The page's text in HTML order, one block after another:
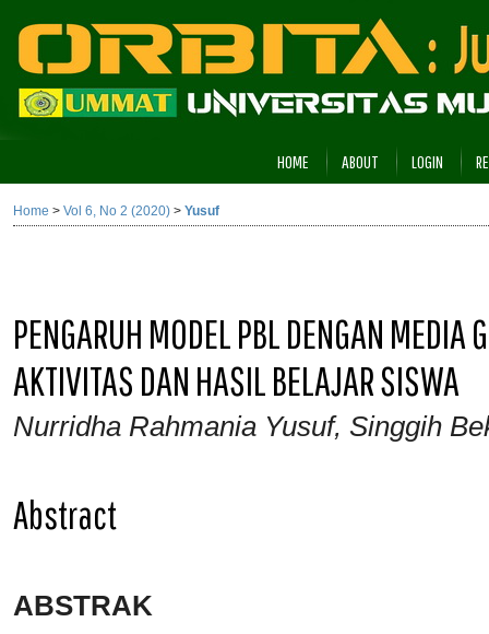
HOME ABOUT LOGIN
Home > Vol 6, No 2 (2020) > Yusuf
PENGARUH MODEL PBL DENGAN MEDIA
AKTIVITAS DAN HASIL BELAJAR SISWA
Nurridha Rahmania Yusuf, Singgih
Abstract
ABSTRAK